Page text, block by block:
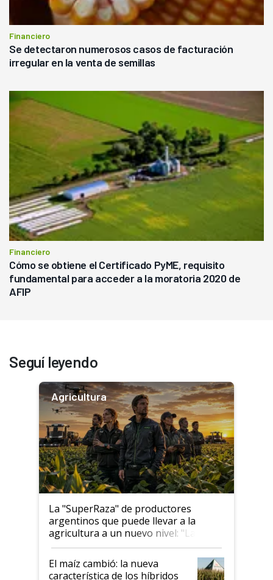
Financiero
Se detectaron numerosos casos de facturación
irregular en la venta de semillas
Financiero
Cómo se obtiene el Certificado PyME, requisito
fundamental para acceder a la moratoria 2020 de
AFIP
Seguí leyendo
Agricultura
La "SuperRaza" de productores
argentinos que puede llevar a la
agricultura a un nuevo nivel: "Las
posibilidades de crecimiento son
infinitas"
El maíz cambió: la nueva
característica de los híbridos